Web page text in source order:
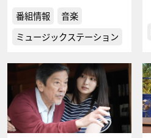
番組情報
音楽
ミュージックステーション